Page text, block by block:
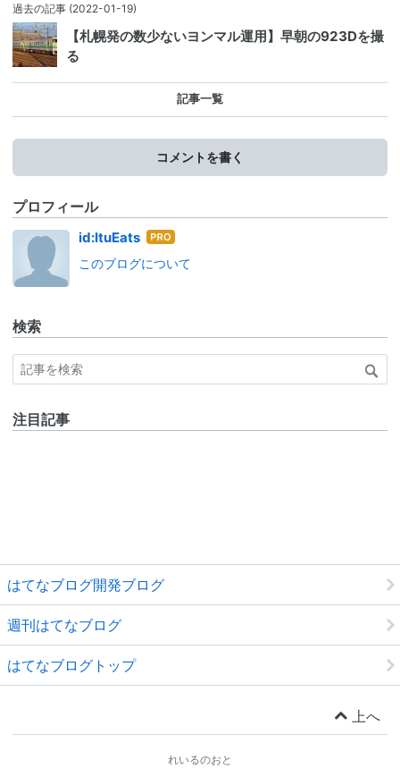
過去の記事 (2022-01-19)
【札幌発の数少ないヨンマル運用】早朝の923Dを撮
る
記事一覧
コメントを書く
プロフィール
id:ItuEats はて
ログ
このブログについて
検索
注目記事
はてなブログ開発ブログ
週刊はてなブログ
はてなブログトップ
上へ
れいるのおと